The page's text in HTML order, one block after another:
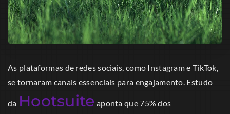
As plataformas de redes sociais, como Instagram e TikTok,
se tornaram canais essenciais para engajamento. Estudo
da Hootsuite aponta que 75% dos